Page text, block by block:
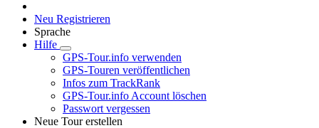
Neu Registrieren
Sprache
Hilfe
GPS-Tour.info verwenden
GPS-Touren veröffentlichen
Infos zum TrackRank
GPS-Tour.info Account löschen
Passwort vergessen
Neue Tour erstellen